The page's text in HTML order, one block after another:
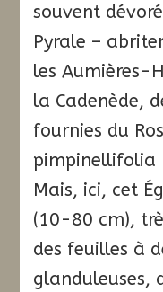
souvent
Pyrale –
les Aumières-
la Cadenède,
fournies du
pimpinellifolia
Mais, ici, cet
(10-80 cm),
des feuilles à
glanduleuses,